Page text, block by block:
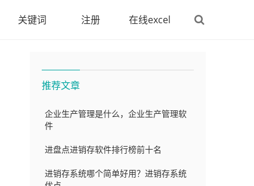
关键词 注册 在线excel
推荐文章
企业生产管理是什么，企业生产管理软
件
进盘点进销存软件排行榜前十名
进销存系统哪个简单好用？进销存系统